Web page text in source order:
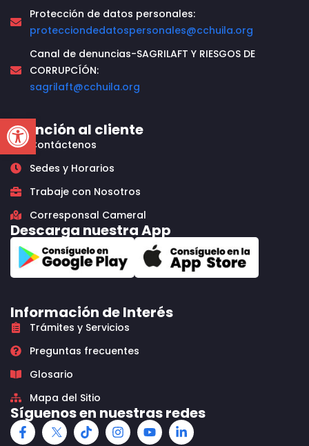
Open toolbar
Protección de datos personales:
protecciondedatospersonales@cchuila.org
Canal de denuncias-SAGRILAFT Y RIESGOS DE
CORRUPCÍÓN:
sagrilaft@cchuila.org
Atención al cliente
Contáctenos
Sedes y Horarios
Trabaje con Nosotros
Corresponsal Cameral
Descarga nuestra App
Información de Interés
Trámites y Servicios
Preguntas frecuentes
Glosario
Mapa del Sitio
Síguenos en nuestras redes